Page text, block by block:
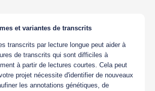
et variantes de transcrits
transcrits par lecture longue peut aider à
de transcrits qui sont difficiles à
à partir de lectures courtes. Cela peut
projet nécessite d'identifier de nouveaux
les annotations génétiques, de